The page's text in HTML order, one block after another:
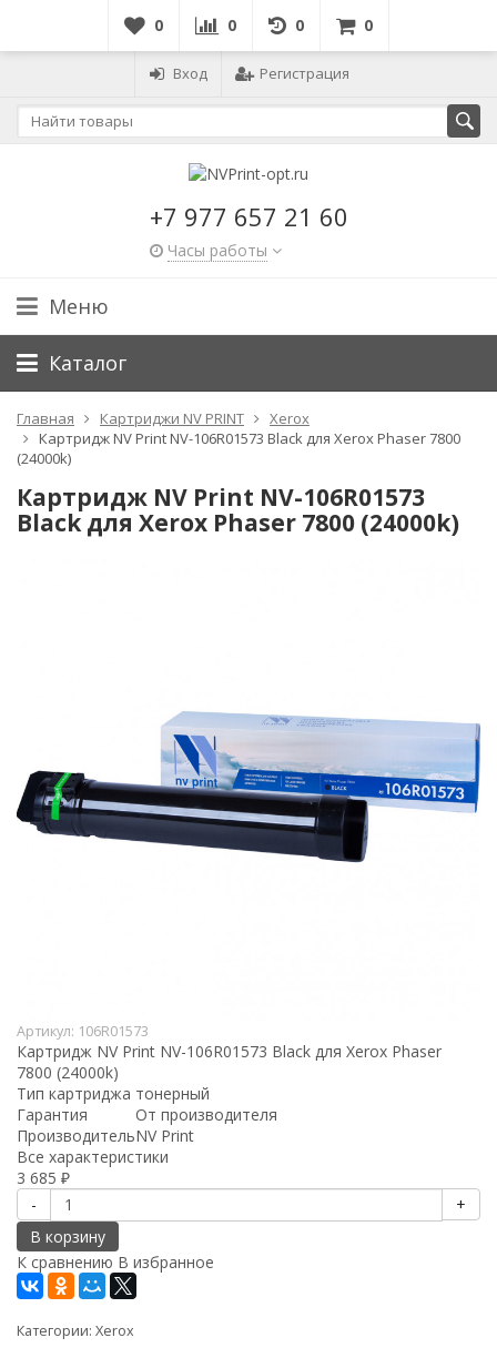
0 0 0 0
Вход Регистрация
+7 977 657 21 60
Часы работы
Меню
Каталог
Главная Картриджи NV PRINT
Xerox
Картридж NV Print NV-106R01573 Black для Xerox Phaser 7800
(24000k)
Картридж NV Print NV-106R01573
Black для Xerox Phaser 7800 (24000k)
Артикул: 106R01573
Картридж NV Print NV-106R01573 Black для Xerox Phaser
7800 (24000k)
Тип картриджа тонерный
Гарантия
От производителя
ПроизводительNV Print
Все характеристики
3 685 ₽
-
+
В корзину
К сравнению В избранное
Категории: Xerox